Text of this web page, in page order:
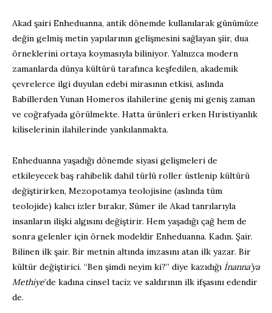
Akad şairi Enheduanna, antik dönemde kullanılarak günümüze
değin gelmiş metin yapılarının gelişmesini sağlayan şiir, dua
örneklerini ortaya koymasıyla biliniyor. Yalnızca modern
zamanlarda dünya kültürü tarafınca keşfedilen, akademik
çevrelerce ilgi duyulan edebi mirasının etkisi, aslında
Babillerden Yunan Homeros ilahilerine geniş mi geniş zaman
ve coğrafyada görülmekte. Hatta ürünleri erken Hıristiyanlık
kiliselerinin ilahilerinde yankılanmakta.
Enheduanna yaşadığı dönemde siyasi gelişmeleri de
etkileyecek baş rahibelik dahil türlü roller üstlenip kültürü
değiştirirken, Mezopotamya teolojisine (aslında tüm
teolojide) kalıcı izler bırakır, Sümer ile Akad tanrılarıyla
insanların ilişki algısını değiştirir. Hem yaşadığı çağ hem de
sonra gelenler için örnek modeldir Enheduanna. Kadın. Şair.
Bilinen ilk şair. Bir metnin altında imzasını atan ilk yazar. Bir
kültür değiştirici. “Ben şimdi neyim ki?” diye kazıdığı İnanna’ya
Methiye’de kadına cinsel taciz ve saldırının ilk ifşasını edendir
de.